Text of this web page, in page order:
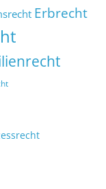
Erbrecht